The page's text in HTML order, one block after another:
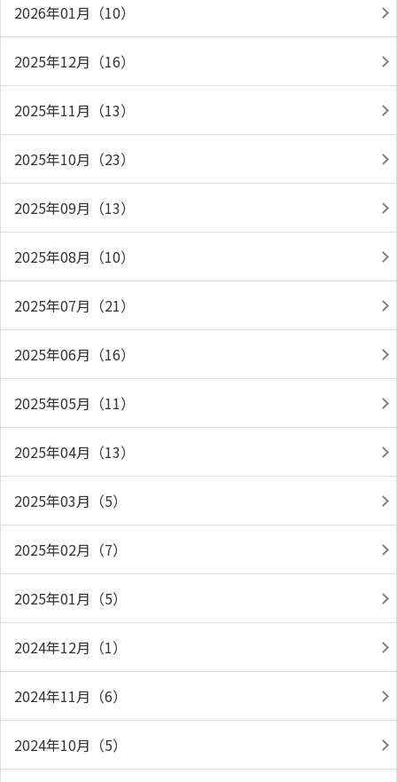
2026年01月（10）
2025年12月（16）
2025年11月（13）
2025年10月（23）
2025年09月（13）
2025年08月（10）
2025年07月（21）
2025年06月（16）
2025年05月（11）
2025年04月（13）
2025年03月（5）
2025年02月（7）
2025年01月（5）
2024年12月（1）
2024年11月（6）
2024年10月（5）